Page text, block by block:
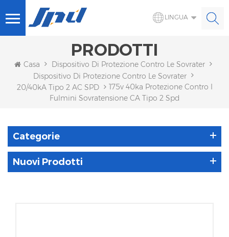
LINGUA
PRODOTTI
Casa
Dispositivo Di Protezione Contro Le Sovratensioni
Dispositivo Di Protezione Contro Le Sovratensioni CA
20/40kA Tipo 2 AC SPD
175v 40ka Protezione Contro I
Fulmini Sovratensione CA Tipo 2 Spd
Categorie
Nuovi Prodotti